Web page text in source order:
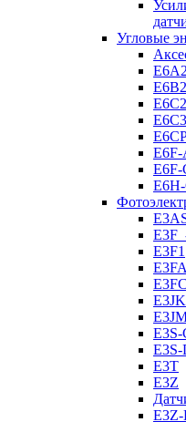
Угловые
E6F-
E6F-
E3F1
E3FC
E3JK
E3S-
E3T
E3Z
E3Z-